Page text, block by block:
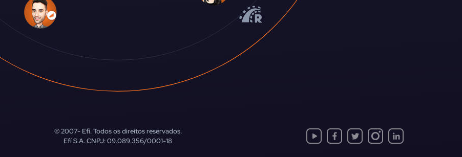
© 2007-Efí. Todos os direitos reservados.
Efí S.A. CNPJ: 09.089.356/0001-18